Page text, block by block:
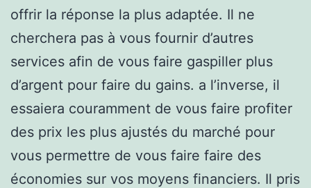
offrir la réponse la plus adaptée. Il ne
cherchera pas à vous fournir d’autres
services afin de vous faire gaspiller plus
d’argent pour faire du gains. a l’inverse, il
essaiera couramment de vous faire profiter
des prix les plus ajustés du marché pour
vous permettre de vous faire faire des
économies sur vos moyens financiers. Il pris